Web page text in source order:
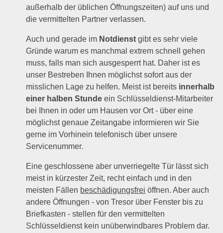
außerhalb der üblichen Öffnungszeiten) auf uns und
die vermittelten Partner verlassen.
Auch und gerade im Notdienst gibt es sehr viele
Gründe warum es manchmal extrem schnell gehen
muss, falls man sich ausgesperrt hat. Daher ist es
unser Bestreben Ihnen möglichst sofort aus der
misslichen Lage zu helfen. Meist ist bereits innerhalb
einer halben Stunde ein Schlüsseldienst-Mitarbeiter
bei Ihnen in oder um Hausen vor Ort - über eine
möglichst genaue Zeitangabe informieren wir Sie
gerne im Vorhinein telefonisch über unsere
Servicenummer.
Eine geschlossene aber unverriegelte Tür lässt sich
meist in kürzester Zeit, recht einfach und in den
meisten Fällen beschädigungsfrei öffnen. Aber auch
andere Öffnungen - von Tresor über Fenster bis zu
Briefkasten - stellen für den vermittelten
Schlüsseldienst kein unüberwindbares Problem dar.